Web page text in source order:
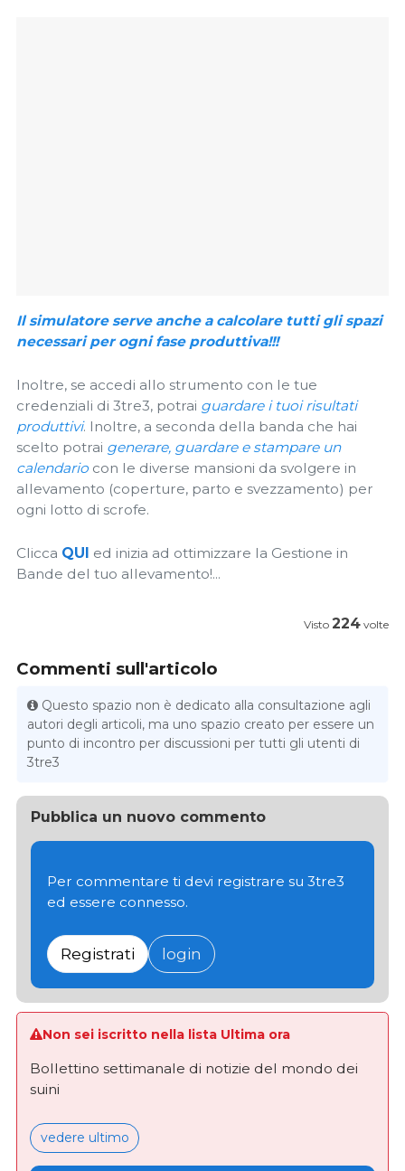
Il simulatore serve anche a calcolare tutti gli spazi
necessari per ogni fase produttiva!!!
Inoltre, se accedi allo strumento con le tue
credenziali di 3tre3, potrai guardare i tuoi risultati
produttivi. Inoltre, a seconda della banda che hai
scelto potrai generare, guardare e stampare un
calendario con le diverse mansioni da svolgere in
allevamento (coperture, parto e svezzamento) per
ogni lotto di scrofe.
Clicca QUI ed inizia ad ottimizzare la Gestione in
Bande del tuo allevamento!...
Visto 224 volte
Commenti sull'articolo
Questo spazio non è dedicato alla consultazione agli
autori degli articoli, ma uno spazio creato per essere un
punto di incontro per discussioni per tutti gli utenti di
3tre3
Pubblica un nuovo commento
Per commentare ti devi registrare su 3tre3
ed essere connesso.
Registrati login
Non sei iscritto nella lista Ultima ora
Bollettino settimanale di notizie del mondo dei
suini
vedere ultimo